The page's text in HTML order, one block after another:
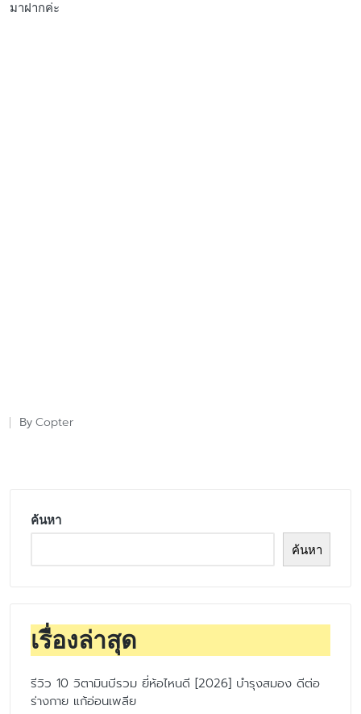
มาฝากค่ะ
Posted
By Copter
ค้นหา
ค้นหา
เรื่องล่าสุด
รีวิว 10 วิตามินบีรวม ยี่ห้อไหนดี [2026] บำรุงสมอง ดีต่อ
ร่างกาย แก้อ่อนเพลีย